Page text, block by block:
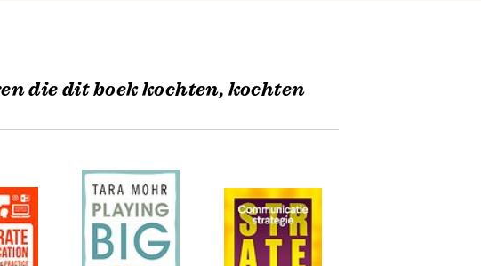
die dit boek kochten, kochten